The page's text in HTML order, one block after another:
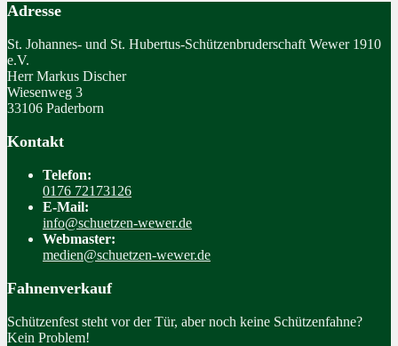
Adresse
St. Johannes- und St. Hubertus-Schützenbruderschaft Wewer 1910
e.V.
Herr Markus Discher
Wiesenweg 3
33106 Paderborn
Kontakt
Telefon:
0176 72173126
E-Mail:
info@schuetzen-wewer.de
Webmaster:
medien@schuetzen-wewer.de
Fahnenverkauf
Schützenfest steht vor der Tür, aber noch keine Schützenfahne?
Kein Problem!